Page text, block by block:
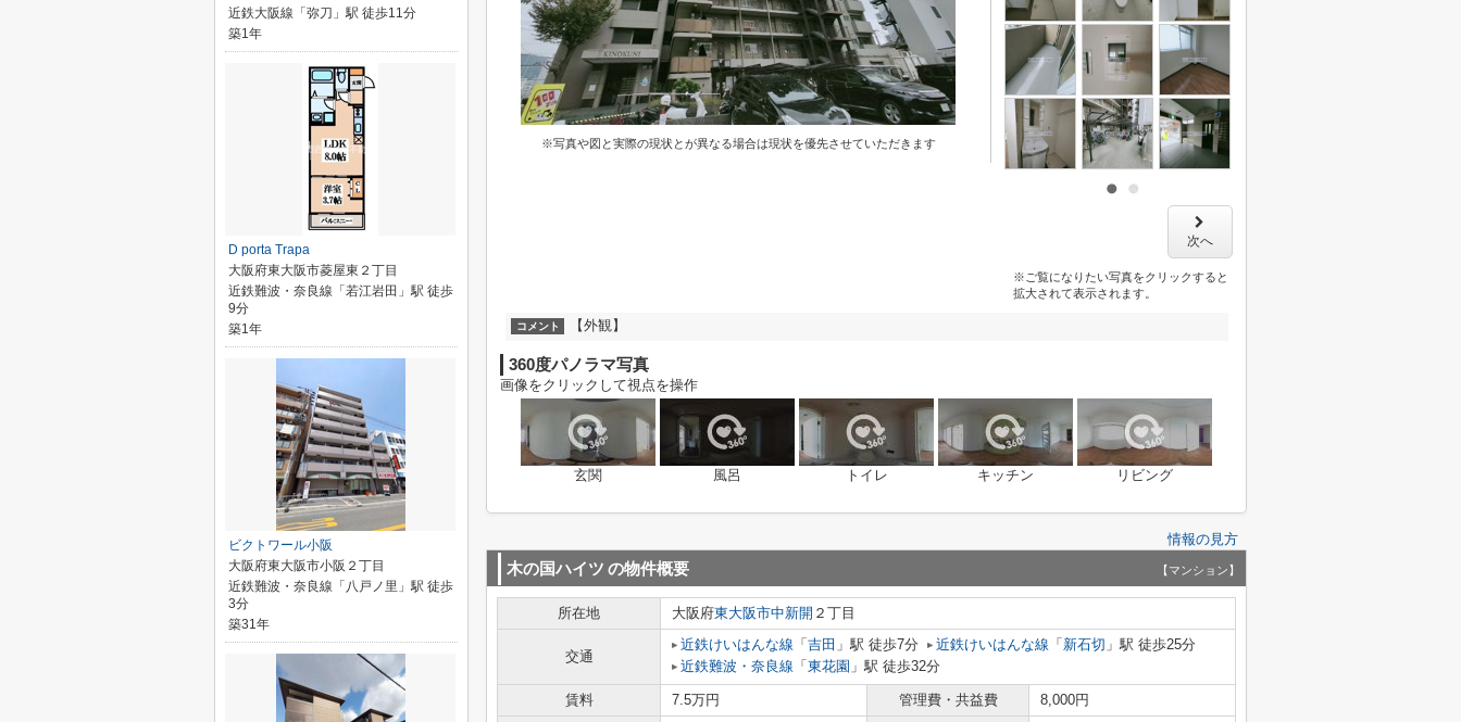
※写真や図と実際の現状とが異なる場合は現状を優先させていただきます
次へ
※ご覧になりたい写真をクリックすると
拡大されて表示されます。
コメント 【外観】
360度パノラマ写真
画像をクリックして視点を操作
玄関 風呂 トイレ キッチン リビング
情報の見方
木の国ハイツ の物件概要 【マンション】
所在地 大阪府東大阪市中新開 ２丁目
交通
近鉄けいはんな線 「 吉田 」駅 徒歩7分 近鉄けいはんな線 「 新石切 」駅 徒歩25分
近鉄難波・奈良線 「 東花園 」駅 徒歩32分
賃料 7.5万円 管理費・共益費
8,000円
近鉄大阪線「弥刀」駅 徒歩11分
築1年
D porta Trapa
大阪府東大阪市菱屋東２丁目
近鉄難波・奈良線「若江岩田」駅 徒歩
9分
築1年
ビクトワール小阪
大阪府東大阪市小阪２丁目
近鉄難波・奈良線「八戸ノ里」駅 徒歩
3分
築31年